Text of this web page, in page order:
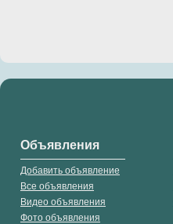
Объявления
Добавить объявление
Все объявления
Видео объявления
Фото объявления